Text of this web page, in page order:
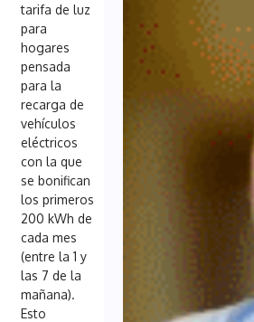
tarifa de luz
para
hogares
pensada
para la
recarga de
vehículos
eléctricos
con la que
se bonifican
los primeros
200 kWh de
cada mes
(entre la 1 y
las 7 de la
mañana).
Esto